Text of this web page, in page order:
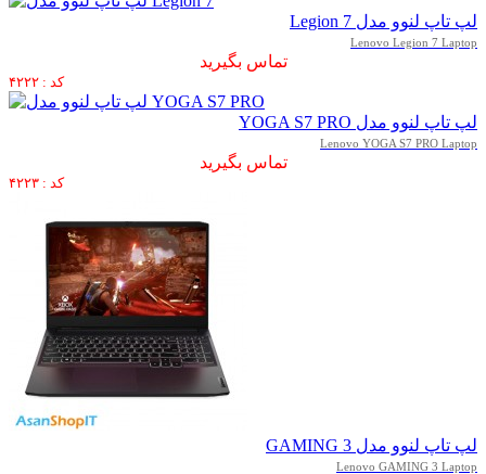
لپ تاپ لنوو مدل Legion 7
Lenovo Legion 7 Laptop
تماس بگیرید
کد : ۴۲۲۲
لپ تاپ لنوو مدل YOGA S7 PRO
Lenovo YOGA S7 PRO Laptop
تماس بگیرید
کد : ۴۲۲۳
لپ تاپ لنوو مدل GAMING 3
Lenovo GAMING 3 Laptop